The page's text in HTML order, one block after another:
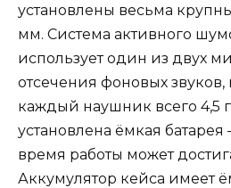
установлены весьма
мм. Система активного
использует один из двух
отсечения фоновых звуков,
каждый наушник всего 4,5
установлена ёмкая
время работы может
Аккумулятор кейса имеет